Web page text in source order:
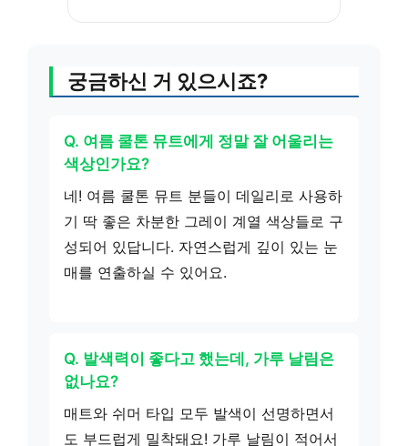
궁금하신 거 있으시죠?
Q. 여름 쿨톤 뮤트에게 정말 잘 어울리는
색상인가요?
네! 여름 쿨톤 뮤트 분들이 데일리로 사용하
기 딱 좋은 차분한 그레이 계열 색상들로 구
성되어 있답니다. 자연스럽게 깊이 있는 눈
매를 연출하실 수 있어요.
Q. 발색력이 좋다고 했는데, 가루 날림은
없나요?
매트와 쉬머 타입 모두 발색이 선명하면서
도 부드럽게 밀착돼요! 가루 날림이 적어서